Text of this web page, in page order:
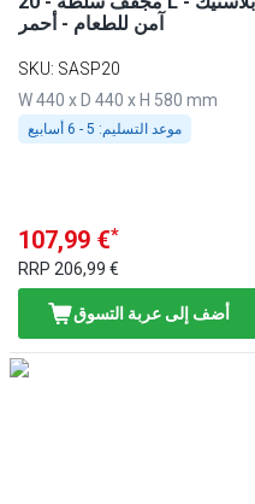
آمن للطعام - أحمر
SKU: SASP20
W 440 x D 440 x H 580 mm
موعد التسليم:
107,99 €*
RRP 206,99 €
أضف إلى عربة التسوق